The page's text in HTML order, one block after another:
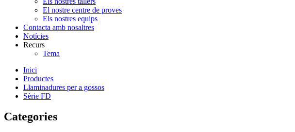
El nostre centre de proves
Els nostres equips
Contacta amb nosaltres
Notícies
Recurs
Tema
Inici
Productes
Llaminadures per a gossos
Sèrie FD
Categories